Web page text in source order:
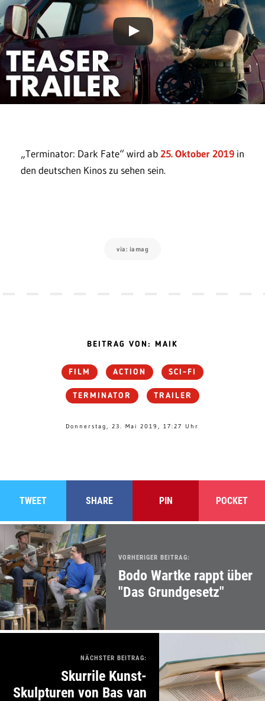
„Terminator: Dark Fate“ wird ab25. Oktober 2019 in
den deutschen Kinos zu sehen sein.
via: iamag
BEITRAG VON: MAIK
FILM ACTION SCI-FI
TERMINATOR TRAILER
Donnerstag, 23. Mai 2019, 17:27 Uhr
TWEET SHARE PIN POCKET
VORHERIGER BEITRAG:
Bodo Wartke rappt über
"Das Grundgesetz"
NÄCHSTER BEITRAG:
Skurrile Kunst-
Skulpturen von Bas van